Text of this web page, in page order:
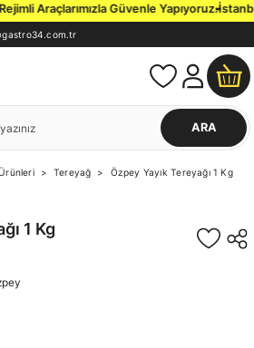
Araçlarımızla Güvenle Yapıyoruz.
ARA
Tereyağ Özpey Yayık Tereyağı 1 Kg
1 Kg